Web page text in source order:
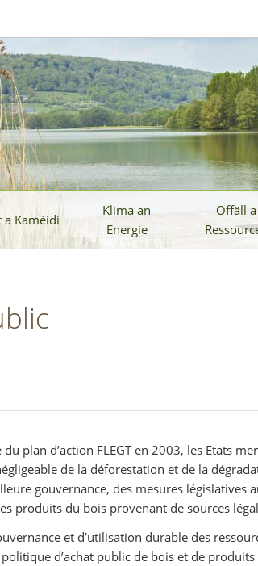
a Kaméidi
Klima an
Energie
Offäll a
du plan d’action FLEGT en 2003, les
de la déforestation et de la
gouvernance, des mesures
produits du bois provenant de sources
et d’utilisation durable des
d’achat public de bois et de